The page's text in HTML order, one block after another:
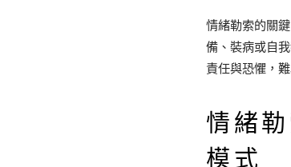
情緒勒索的關
備、裝病或自
責任與恐懼，
情緒
模式